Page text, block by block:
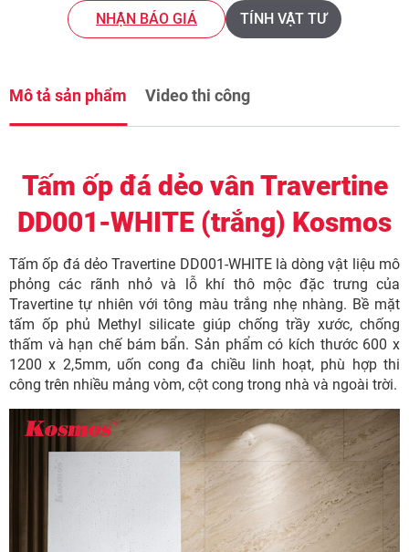
NHẬN BÁO GIÁ TÍNH VẬT TƯ
Mô tả sản phẩm Video thi công
Tấm ốp đá dẻo vân Travertine
DD001-WHITE (trắng) Kosmos
Tấm ốp đá dẻo Travertine DD001-WHITE là dòng vật liệu mô
phỏng các rãnh nhỏ và lỗ khí thô mộc đặc trưng của
Travertine tự nhiên với tông màu trắng nhẹ nhàng. Bề mặt
tấm ốp phủ Methyl silicate giúp chống trầy xước, chống
thấm và hạn chế bám bẩn. Sản phẩm có kích thước 600 x
1200 x 2,5mm, uốn cong đa chiều linh hoạt, phù hợp thi
công trên nhiều mảng vòm, cột cong trong nhà và ngoài trời.